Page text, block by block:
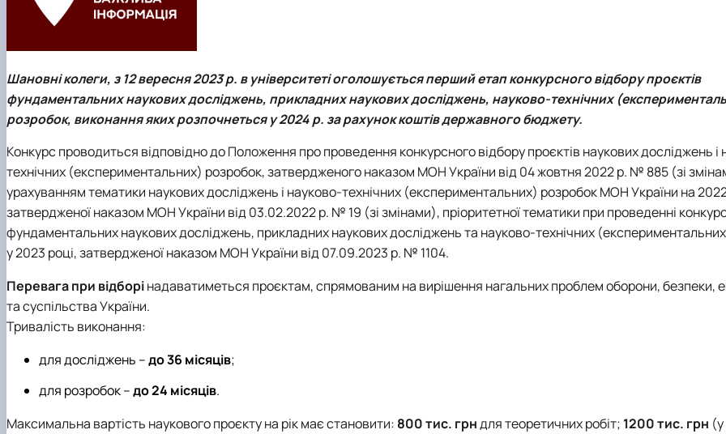
Шановні колеги, з 12 вересня 2023 р. в університеті оголошується перший етап конкурсного відбору проєктів
фундаментальних наукових досліджень, прикладних наукових досліджень, науково-технічних
розробок, виконання яких розпочнеться у 2024 р. за рахунок коштів державного бюджету.
Конкурс проводиться відповідно до Положення про проведення конкурсного відбору проєктів наукових досліджень і
технічних (експериментальних) розробок, затвердженого наказом МОН України від 04 жовтня 2022 р. № 885 (зі
урахуванням тематики наукових досліджень і науково-технічних (експериментальних) розробок МОН України на
затвердженої наказом МОН України від 03.02.2022 р. № 19 (зі змінами), пріоритетної тематики при проведенні
фундаментальних наукових досліджень, прикладних наукових досліджень та науково-технічних
у 2023 році, затвердженої наказом МОН України від 07.09.2023 р. № 1104.
Перевага при відборінадаватиметься проєктам, спрямованим на вирішення нагальних проблем оборони, безпеки,
та суспільства України.
Тривалість виконання:
для досліджень –до 36 місяців;
для розробок –до 24 місяців.
Максимальна вартість наукового проєкту на рік має становити: 800 тис. грндля теоретичних робіт; 1200 тис. грн (у